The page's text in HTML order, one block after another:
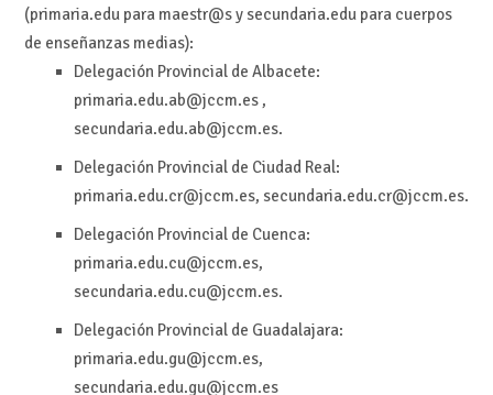
(primaria.edu para maestr@s y secundaria.edu para cuerpos
de enseñanzas medias):
Delegación Provincial de Albacete:
primaria.edu.ab@jccm.es ,
secundaria.edu.ab@jccm.es.
Delegación Provincial de Ciudad Real:
primaria.edu.cr@jccm.es, secundaria.edu.cr@jccm.es.
Delegación Provincial de Cuenca:
primaria.edu.cu@jccm.es,
secundaria.edu.cu@jccm.es.
Delegación Provincial de Guadalajara:
primaria.edu.gu@jccm.es,
secundaria.edu.gu@jccm.es